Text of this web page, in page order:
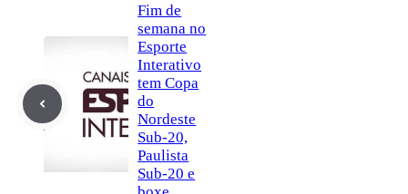
Fim de
semana no
Esporte
Interativo
tem Copa
do
Nordeste
Sub-20,
Paulista
Sub-20 e